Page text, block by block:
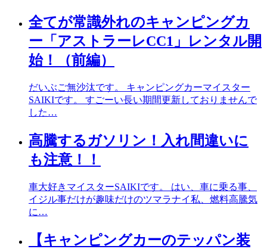
全てが常識外れのキャンピングカ
ー「アストラーレCC1」レンタル開
始！（前編）
だいぶご無沙汰です。 キャンピングカーマイスター
SAIKIです。 すごーい長い期間更新しておりませんで
した…
高騰するガソリン！入れ間違いに
も注意！！
車大好きマイスターSAIKIです。 はい、車に乗る事、
イジル事だけが趣味だけのツマラナイ私、燃料高騰気
に…
【キャンピングカーのテッパン装